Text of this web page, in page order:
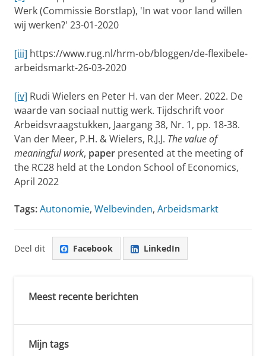
Werk (Commissie Borstlap), 'In wat voor land willen
wij werken?' 23-01-2020
[iii] https://www.rug.nl/hrm-ob/bloggen/de-flexibele-
arbeidsmarkt-26-03-2020
[iv] Rudi Wielers en Peter H. van der Meer. 2022. De
waarde van sociaal nuttig werk. Tijdschrift voor
Arbeidsvraagstukken, Jaargang 38, Nr. 1, pp. 18-38.
Van der Meer, P.H. & Wielers, R.J.J. The value of
meaningful work, paper presented at the meeting of
the RC28 held at the London School of Economics,
April 2022
Tags:Autonomie, Welbevinden, Arbeidsmarkt
Deel dit Facebook LinkedIn
Meest recente berichten
Mijn tags